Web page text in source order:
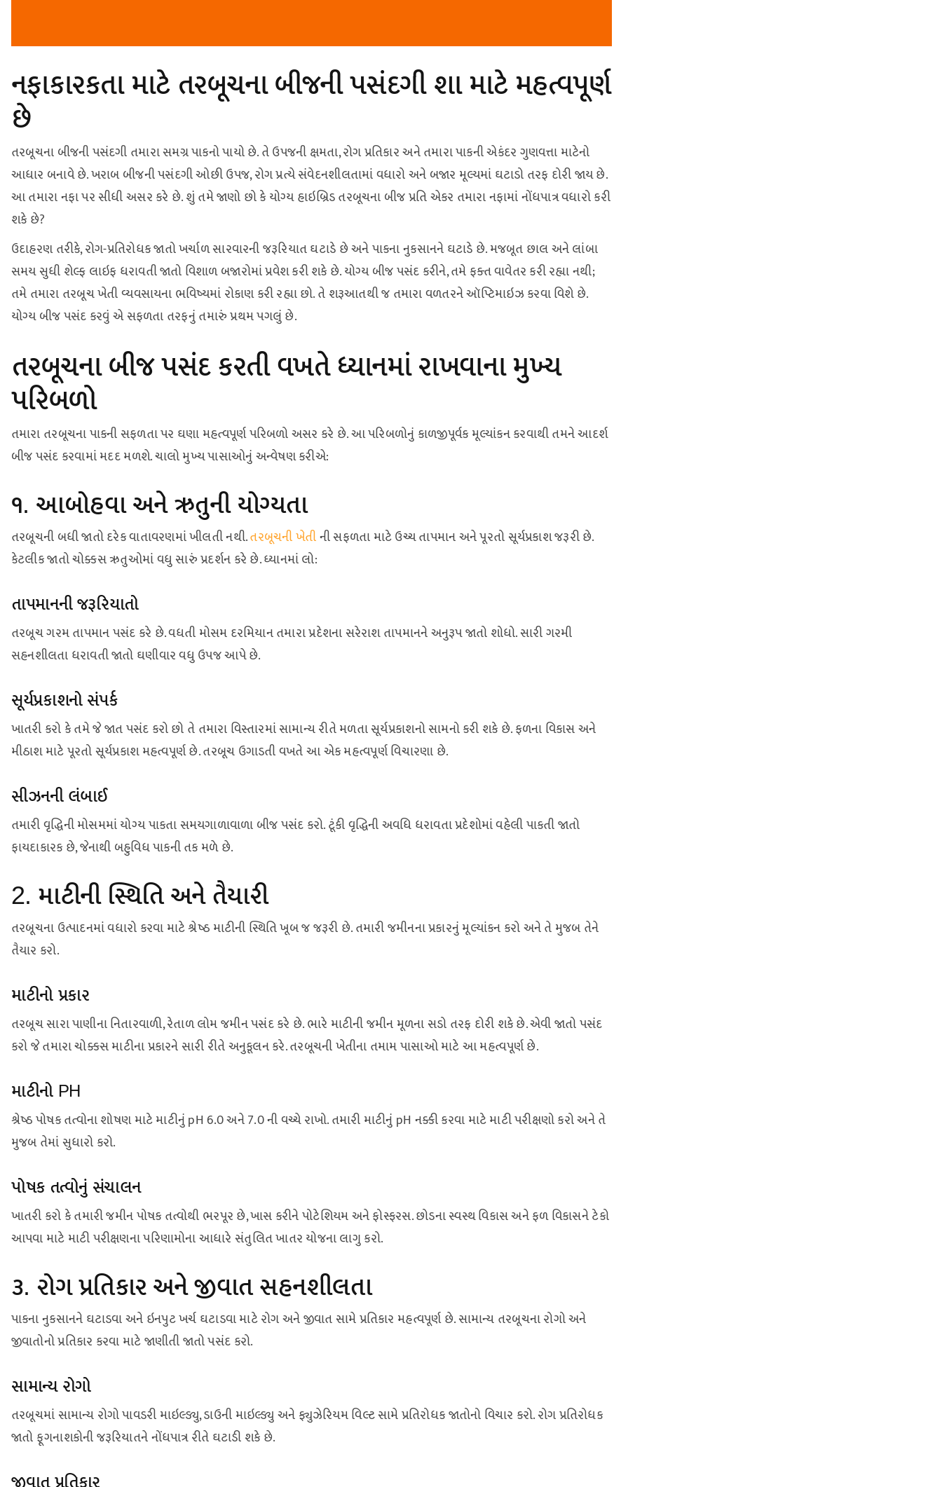
નફાકારકતા માટે તરબૂચના બીજની પસંદગી શા માટે મહત્વપૂર્ણ
છે
તરબૂચના બીજની પસંદગી તમારા સમગ્ર પાકનો પાયો છે. તે ઉપજની ક્ષમતા, રોગ પ્રતિકાર અને તમારા પાકની એકંદર ગુણવત્તા માટેનો
આધાર બનાવે છે. ખરાબ બીજની પસંદગી ઓછી ઉપજ, રોગ પ્રત્યે સંવેદનશીલતામાં વધારો અને બજાર મૂલ્યમાં ઘટાડો તરફ દોરી જાય છે.
આ તમારા નફા પર સીધી અસર કરે છે. શું તમે જાણો છો કે યોગ્ય હાઇબ્રિડ તરબૂચના બીજ પ્રતિ એકર તમારા નફામાં નોંધપાત્ર વધારો કરી
શકે છે?
ઉદાહરણ તરીકે, રોગ-પ્રતિરોધક જાતો ખર્ચાળ સારવારની જરૂરિયાત ઘટાડે છે અને પાકના નુકસાનને ઘટાડે છે. મજબૂત છાલ અને લાંબા
સમય સુધી શેલ્ફ લાઇફ ધરાવતી જાતો વિશાળ બજારોમાં પ્રવેશ કરી શકે છે. યોગ્ય બીજ પસંદ કરીને, તમે ફક્ત વાવેતર કરી રહ્યા નથી;
તમે તમારા તરબૂચ ખેતી વ્યવસાયના ભવિષ્યમાં રોકાણ કરી રહ્યા છો. તે શરૂઆતથી જ તમારા વળતરને ઑપ્ટિમાઇઝ કરવા વિશે છે.
યોગ્ય બીજ પસંદ કરવું એ સફળતા તરફનું તમારું પ્રથમ પગલું છે.
તરબૂચના બીજ પસંદ કરતી વખતે ધ્યાનમાં રાખવાના મુખ્ય
પરિબળો
તમારા તરબૂચના પાકની સફળતા પર ઘણા મહત્વપૂર્ણ પરિબળો અસર કરે છે. આ પરિબળોનું કાળજીપૂર્વક મૂલ્યાંકન કરવાથી તમને આદર્શ
બીજ પસંદ કરવામાં મદદ મળશે. ચાલો મુખ્ય પાસાઓનું અન્વેષણ કરીએ:
૧. આબોહવા અને ઋતુની યોગ્યતા
તરબૂચની બધી જાતો દરેક વાતાવરણમાં ખીલતી નથી.તરબૂચની ખેતીની સફળતા માટે ઉચ્ચ તાપમાન અને પૂરતો સૂર્યપ્રકાશ જરૂરી છે.
કેટલીક જાતો ચોક્કસ ઋતુઓમાં વધુ સારું પ્રદર્શન કરે છે. ધ્યાનમાં લો:
તાપમાનની જરૂરિયાતો
તરબૂચ ગરમ તાપમાન પસંદ કરે છે. વધતી મોસમ દરમિયાન તમારા પ્રદેશના સરેરાશ તાપમાનને અનુરૂપ જાતો શોધો. સારી ગરમી
સહનશીલતા ધરાવતી જાતો ઘણીવાર વધુ ઉપજ આપે છે.
સૂર્યપ્રકાશનો સંપર્ક
ખાતરી કરો કે તમે જે જાત પસંદ કરો છો તે તમારા વિસ્તારમાં સામાન્ય રીતે મળતા સૂર્યપ્રકાશનો સામનો કરી શકે છે. ફળના વિકાસ અને
મીઠાશ માટે પૂરતો સૂર્યપ્રકાશ મહત્વપૂર્ણ છે. તરબૂચ ઉગાડતી વખતે આ એક મહત્વપૂર્ણ વિચારણા છે.
સીઝનની લંબાઈ
તમારી વૃદ્ધિની મોસમમાં યોગ્ય પાકતા સમયગાળાવાળા બીજ પસંદ કરો. ટૂંકી વૃદ્ધિની અવધિ ધરાવતા પ્રદેશોમાં વહેલી પાકતી જાતો
ફાયદાકારક છે, જેનાથી બહુવિધ પાકની તક મળે છે.
2. માટીની સ્થિતિ અને તૈયારી
તરબૂચના ઉત્પાદનમાં વધારો કરવા માટે શ્રેષ્ઠ માટીની સ્થિતિ ખૂબ જ જરૂરી છે. તમારી જમીનના પ્રકારનું મૂલ્યાંકન કરો અને તે મુજબ તેને
તૈયાર કરો.
માટીનો પ્રકાર
તરબૂચ સારા પાણીના નિતારવાળી, રેતાળ લોમ જમીન પસંદ કરે છે. ભારે માટીની જમીન મૂળના સડો તરફ દોરી શકે છે. એવી જાતો પસંદ
કરો જે તમારા ચોક્કસ માટીના પ્રકારને સારી રીતે અનુકૂલન કરે. તરબૂચની ખેતીના તમામ પાસાઓ માટે આ મહત્વપૂર્ણ છે.
માટીનો PH
શ્રેષ્ઠ પોષક તત્વોના શોષણ માટે માટીનું pH 6.0 અને 7.0 ની વચ્ચે રાખો. તમારી માટીનું pH નક્કી કરવા માટે માટી પરીક્ષણો કરો અને તે
મુજબ તેમાં સુધારો કરો.
પોષક તત્વોનું સંચાલન
ખાતરી કરો કે તમારી જમીન પોષક તત્વોથી ભરપૂર છે, ખાસ કરીને પોટેશિયમ અને ફોસ્ફરસ. છોડના સ્વસ્થ વિકાસ અને ફળ વિકાસને ટેકો
આપવા માટે માટી પરીક્ષણના પરિણામોના આધારે સંતુલિત ખાતર યોજના લાગુ કરો.
૩. રોગ પ્રતિકાર અને જીવાત સહનશીલતા
પાકના નુકસાનને ઘટાડવા અને ઇનપુટ ખર્ચ ઘટાડવા માટે રોગ અને જીવાત સામે પ્રતિકાર મહત્વપૂર્ણ છે. સામાન્ય તરબૂચના રોગો અને
જીવાતોનો પ્રતિકાર કરવા માટે જાણીતી જાતો પસંદ કરો.
સામાન્ય રોગો
તરબૂચમાં સામાન્ય રોગો પાવડરી માઇલ્ડ્યુ, ડાઉની માઇલ્ડ્યુ અને ફ્યુઝેરિયમ વિલ્ટ સામે પ્રતિરોધક જાતોનો વિચાર કરો. રોગ પ્રતિરોધક
જાતો ફૂગનાશકોની જરૂરિયાતને નોંધપાત્ર રીતે ઘટાડી શકે છે.
જીવાત પ્રતિકાર